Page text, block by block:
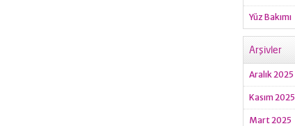
Yüz Bakımı
Arşivler
Aralık 2025
Kasım 2025
Mart 2025